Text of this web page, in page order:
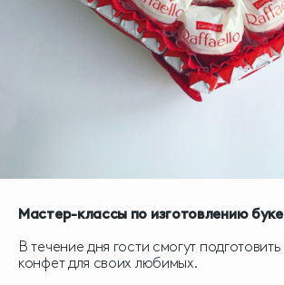
Мастер-классы по изготовлению
В течение дня гости смогут
конфет для своих любимых.